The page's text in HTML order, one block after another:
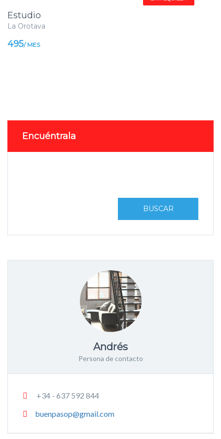
Estudio
La Orotava
495/ MES
Encuéntrala
BUSCAR
Andrés
Persona de contacto
+34 - 637 592 844
buenpasop@gmail.com